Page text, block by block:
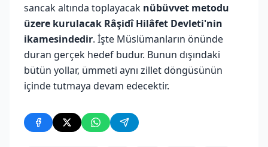
sancak altında toplayacak nübüvvet metodu
üzere kurulacak Râşidî Hilâfet Devleti'nin
ikamesindedir. İşte Müslümanların önünde
duran gerçek hedef budur. Bunun dışındaki
bütün yollar, ümmeti aynı zillet döngüsünün
içinde tutmaya devam edecektir.